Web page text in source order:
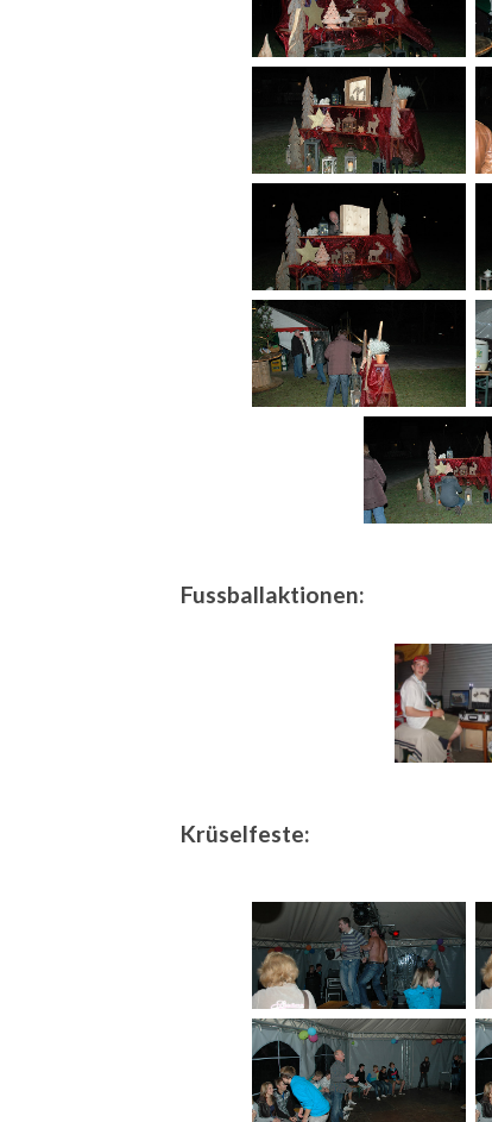
Fussballaktionen:
Krüselfeste: